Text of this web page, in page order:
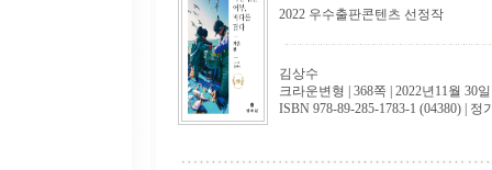
2022 우수출판콘텐츠 선정작
김상수
크라운변형 | 368쪽 | 2022년11월 30일
ISBN 978-89-285-1783-1 (04380) | 정